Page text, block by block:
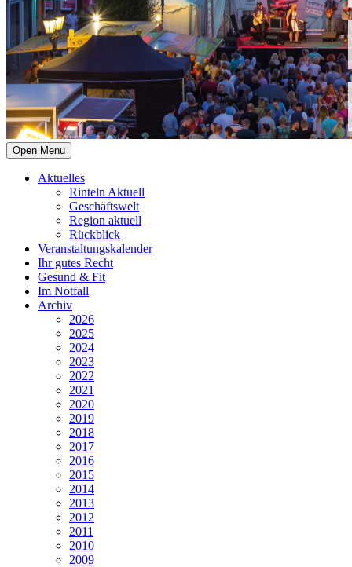
Open Menu
Aktuelles
Rinteln Aktuell
Geschäftswelt
Region aktuell
Rückblick
Veranstaltungskalender
Ihr gutes Recht
Gesund & Fit
Im Notfall
Archiv
2026
2025
2024
2023
2022
2021
2020
2019
2018
2017
2016
2015
2014
2013
2012
2011
2010
2009